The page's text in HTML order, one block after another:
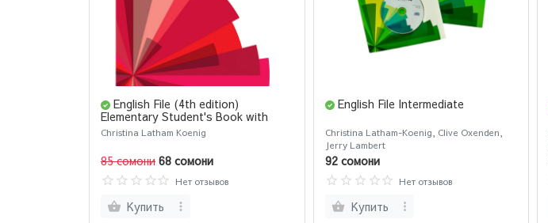
English File (4th edition)
Elementary Student's Book with
Resources
Christina Latham Koenig
85 сомони 68 сомони
Нет отзывов
Купить
English File Intermediate
Christina Latham-Koenig, Clive Oxenden,
Jerry Lambert
92 сомони
Нет отзывов
Купить